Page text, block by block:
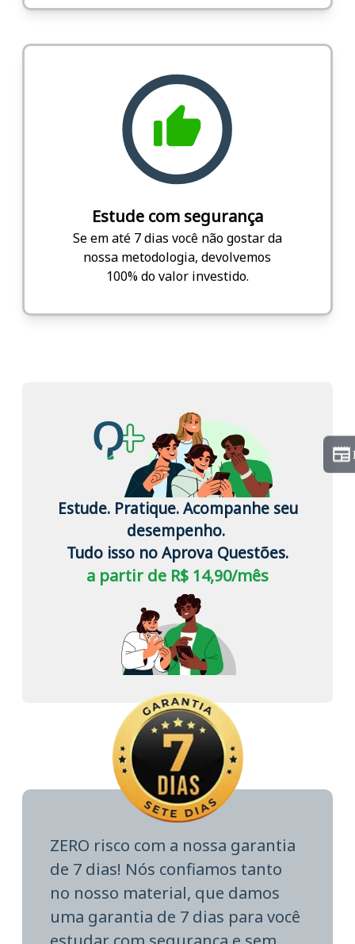
Estude com segurança
Se em até 7 dias você não gostar da
nossa metodologia, devolvemos
100% do valor investido.
Estude. Pratique. Acompanhe seu
desempenho.
Tudo isso no Aprova Questões.
a partir de R$ 14,90/mês
ZERO risco com a nossa garantia
de 7 dias! Nós confiamos tanto
no nosso material, que damos
uma garantia de 7 dias para você